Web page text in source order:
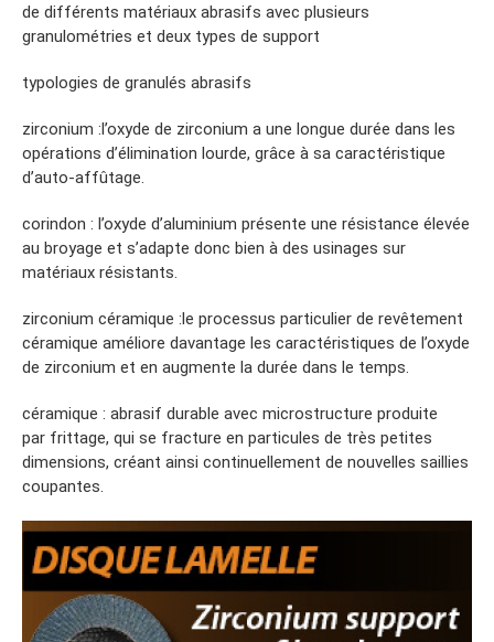
de différents matériaux abrasifs avec plusieurs
granulométries et deux types de support
typologies de granulés abrasifs
zirconium :l’oxyde de zirconium a une longue durée dans les
opérations d’élimination lourde, grâce à sa caractéristique
d’auto-affûtage.
corindon : l’oxyde d’aluminium présente une résistance élevée
au broyage et s’adapte donc bien à des usinages sur
matériaux résistants.
zirconium céramique :le processus particulier de revêtement
céramique améliore davantage les caractéristiques de l’oxyde
de zirconium et en augmente la durée dans le temps.
céramique : abrasif durable avec microstructure produite
par frittage, qui se fracture en particules de très petites
dimensions, créant ainsi continuellement de nouvelles saillies
coupantes.